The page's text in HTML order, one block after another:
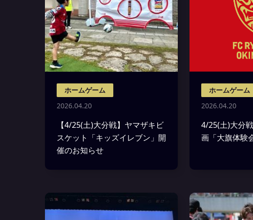
ホームゲーム
2026.04.20
【4/25(土)大分戦】ヤマザキビ
スケット「キッズイレブン」開
催のお知らせ
ホームゲーム
2026.04.20
4/25(土)大分
画「大旗体験